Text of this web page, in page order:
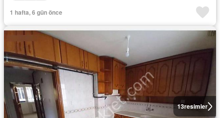
1 hafta, 6 gün önce
13resimler